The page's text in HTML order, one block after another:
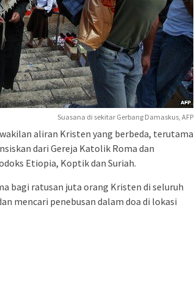
Suasana di sekitar Gerbang Damaskus, AFP
aliran Kristen yang berbeda, terutama
dari Gereja Katolik Roma dan
Etiopia, Koptik dan Suriah.
bagi ratusan juta orang Kristen di seluruh
mencari penebusan dalam doa di lokasi